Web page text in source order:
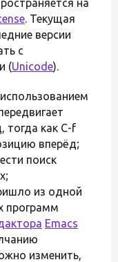
на
. Текущая
версии
с
(Unicode).
тогда как C-f
вперёд;
поиск
из одной
программ
Emacs
изменить,